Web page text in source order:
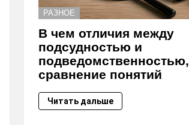
РАЗНОЕ
В чем отличия между
подсудностью и
подведомственностью,
сравнение понятий
Читать дальше